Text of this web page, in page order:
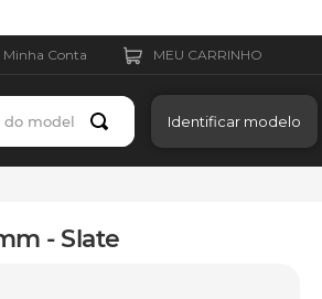
Minha Conta
do modelo
Identificar modelo
- Slate